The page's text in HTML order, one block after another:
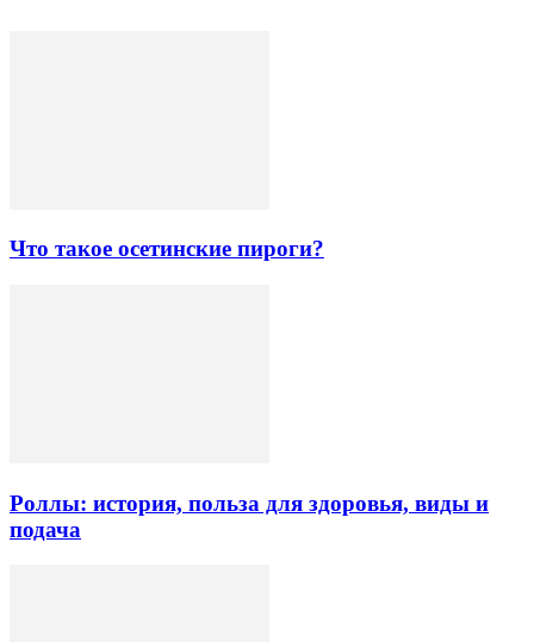
Что такое осетинские пироги?
Роллы: история, польза для здоровья, виды и
подача